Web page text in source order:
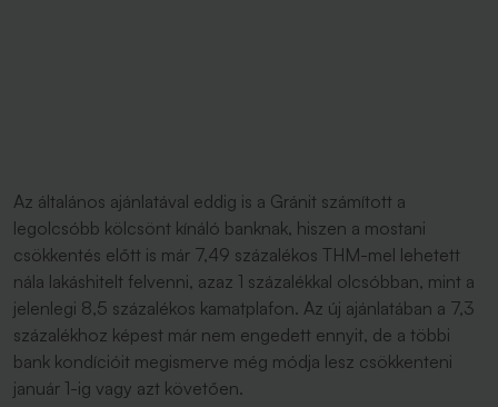
Az általános ajánlatával eddig is a Gránit számított a
legolcsóbb kölcsönt kínáló banknak, hiszen a mostani
csökkentés előtt is már 7,49 százalékos THM-mel lehetett
nála lakáshitelt felvenni, azaz 1 százalékkal olcsóbban, mint a
jelenlegi 8,5 százalékos kamatplafon. Az új ajánlatában a 7,3
százalékhoz képest már nem engedett ennyit, de a többi
bank kondícióit megismerve még módja lesz csökkenteni
január 1-ig vagy azt követően.